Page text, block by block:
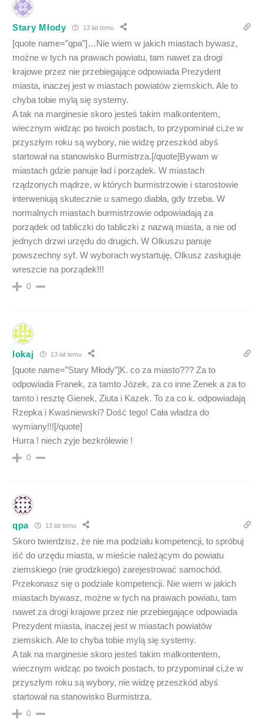
Stary Młody 13 lat temu
[quote name=”qpa”]…Nie wiem w jakich miastach bywasz,
możne w tych na prawach powiatu, tam nawet za drogi
krajowe przez nie przebiegające odpowiada Prezydent
miasta, inaczej jest w miastach powiatów ziemskich. Ale to
chyba tobie mylą się systemy.
A tak na marginesie skoro jesteś takim malkontentem,
wiecznym widząc po twoich postach, to przypominał ci,że w
przyszłym roku są wybory, nie widzę przeszkód abyś
startował na stanowisko Burmistrza.[/quote]Bywam w
miastach gdzie panuje ład i porządek. W miastach
rządzonych mądrze, w których burmistrzowie i starostowie
interweniują skutecznie u samego diabła, gdy trzeba. W
normalnych miastach burmistrzowie odpowiadają za
porządek od tabliczki do tabliczki z nazwą miasta, a nie od
jednych drzwi urzędu do drugich. W Olkuszu panuje
powszechny syf. W wyborach wystartuję, Olkusz zasługuje
wreszcie na porządek!!!
0
lokaj 13 lat temu
[quote name=”Stary Młody”]K. co za miasto??? Za to
odpowiada Franek, za tamto Józek, za co inne Zenek a za to
tamto i resztę Gienek, Ziuta i Kazek. To za co k. odpowiadają
Rzepka i Kwaśniewski? Dość tego! Cała władza do
wymiany!!![/quote]
Hurra ! niech zyje bezkrólewie !
0
qpa 13 lat temu
Skoro twierdzisz, że nie ma podziału kompetencji, to spróbuj
iść do urzędu miasta, w mieście należącym do powiatu
ziemskiego (nie grodzkiego) zarejestrować samochód.
Przekonasz się o podziale kompetencji. Nie wiem w jakich
miastach bywasz, możne w tych na prawach powiatu, tam
nawet za drogi krajowe przez nie przebiegające odpowiada
Prezydent miasta, inaczej jest w miastach powiatów
ziemskich. Ale to chyba tobie mylą się systemy.
A tak na marginesie skoro jesteś takim malkontentem,
wiecznym widząc po twoich postach, to przypominał ci,że w
przyszłym roku są wybory, nie widzę przeszkód abyś
startował na stanowisko Burmistrza.
0